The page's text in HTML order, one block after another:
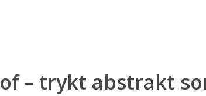
– trykt abstrakt